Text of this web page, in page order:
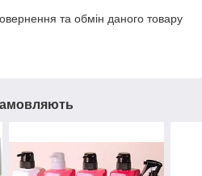
та обмін даного товару